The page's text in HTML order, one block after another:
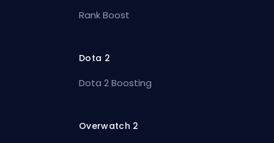
Rank Boost
Dota 2
Dota 2 Boosting
Overwatch 2